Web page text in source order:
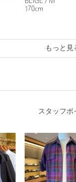
170cm
もっと見
スタッフボ